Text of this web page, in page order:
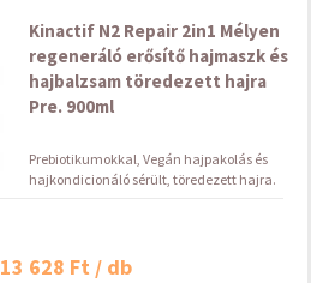
Kinactif N2 Repair 2in1 Mélyen
regeneráló erősítő hajmaszk és
hajbalzsam töredezett hajra
Pre. 900ml
Prebiotikumokkal, Vegán hajpakolás és
hajkondicionáló sérült, töredezett hajra.
13 628 Ft / db